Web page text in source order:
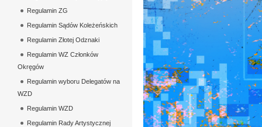
Regulamin ZG
Regulamin Sądów Koleżeńskich
Regulamin Złotej Odznaki
Regulamin WZ Członków
Okręgów
Regulamin wyboru Delegatów na
WZD
Regulamin WZD
Regulamin Rady Artystycznej